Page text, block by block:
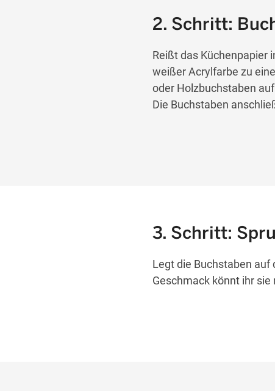
2. Schritt:
Reißt das Küchenpapier
weißer Acrylfarbe zu
oder Holzbuchstaben
Die Buchstaben
3. Schritt:
Legt die Buchstaben auf
Geschmack könnt ihr